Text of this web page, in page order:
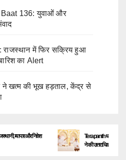
136: युवाओं और
में फिर सक्रिय हुआ
का Alert
ने खत्म की भूख हड़ताल, केंद्र से
और निवेश
Terapanth धर्मसंघ को मिला नया
ने की उत्तराधिकारी की घोषणा